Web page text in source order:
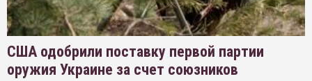
США одобрили поставку первой партии
оружия Украине за счет союзников